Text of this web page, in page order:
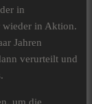
in
wieder in Aktion.
Jahren
verurteilt und